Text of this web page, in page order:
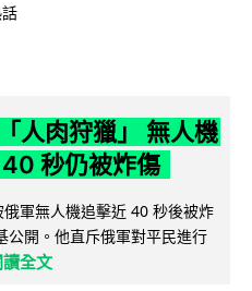
人肉狩獵」 無人機
秒仍被炸傷
軍無人機追擊近 40 秒後被炸
公開。他直斥俄軍對平民進行
讀全文